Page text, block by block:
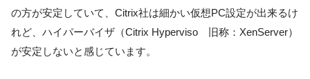
の方が安定していて、Citrix社は細かい仮想PC設定が出来るけ
れど、ハイパーバイザ（Citrix Hyperviso 旧称：XenServer）
が安定しないと感じています。